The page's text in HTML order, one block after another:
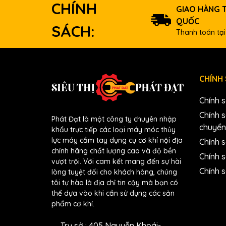
CHÍNH
SÁCH:
GIAO HÀNG
QUỐC
Thanh toán
Phát Đạt là một công ty chuyên nhập
khẩu trực tiếp các loại máy móc thủy
lực máy cầm tay dụng cụ cơ khí nội địa
chính hãng chất lượng cao và độ bền
vượt trội. Với cam kết mang đến sự hài
lòng tuyệt đối cho khách hàng, chúng
tôi tự hào là địa chỉ tin cậy mà bạn có
thể dựa vào khi cần sử dụng các sản
phẩm cơ khí.
CHÍNH
Chính
Chính
chuyển
Chính
Chính
Chính